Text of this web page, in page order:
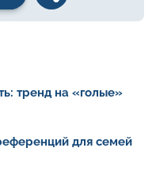
тренд на «голые»
для семей